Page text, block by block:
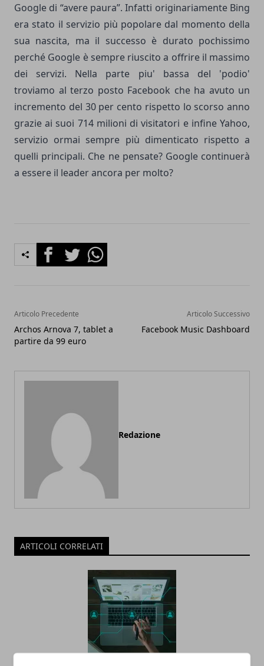
Google di “avere paura”. Infatti originariamente Bing
era stato il servizio più popolare dal momento della
sua nascita, ma il successo è durato pochissimo
perché Google è sempre riuscito a offrire il massimo
dei servizi. Nella parte piu' bassa del 'podio'
troviamo al terzo posto Facebook che ha avuto un
incremento del 30 per cento rispetto lo scorso anno
grazie ai suoi 714 milioni di visitatori e infine Yahoo,
servizio ormai sempre più dimenticato rispetto a
quelli principali. Che ne pensate? Google continuerà
a essere il leader ancora per molto?
FacebookTwitterWhatsapp
Articolo Precedente
Archos Arnova 7, tablet a
partire da 99 euro
Articolo Successivo
Facebook Music Dashboard
Redazione
ARTICOLI CORRELATI